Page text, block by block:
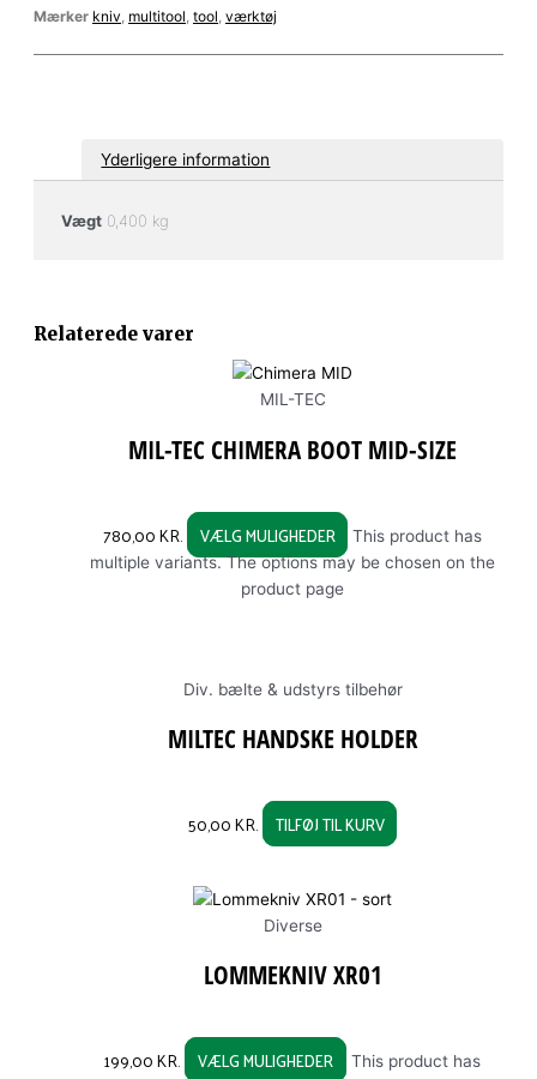
Mærker kniv multitool tool værktøj
Yderligere information
Vægt 0,400 kg
Relaterede varer
MIL-TEC
MIL-TEC CHIMERA BOOT MID-SIZE
780,00KR. VÆLG MULIGHEDER
This product has
multiple variants. The options may be chosen on the
product page
Div. bælte & udstyrs tilbehør
MILTEC HANDSKE HOLDER
50,00KR. TILFØJ TIL KURV
Diverse
LOMMEKNIV XR01
199,00KR. VÆLG MULIGHEDER
This product has